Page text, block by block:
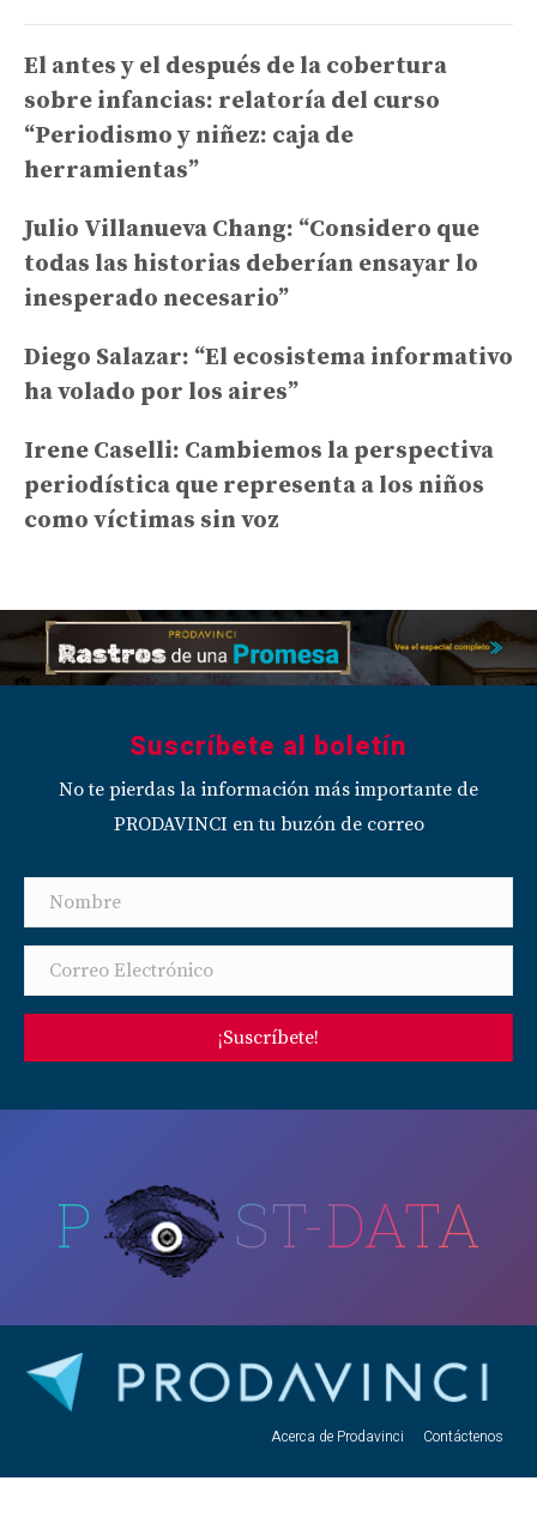
El antes y el después de la cobertura
sobre infancias: relatoría del curso
“Periodismo y niñez: caja de
herramientas”
Julio Villanueva Chang: “Considero que
todas las historias deberían ensayar lo
inesperado necesario”
Diego Salazar: “El ecosistema informativo
ha volado por los aires”
Irene Caselli: Cambiemos la perspectiva
periodística que representa a los niños
como víctimas sin voz
Suscríbete al boletín
No te pierdas la información más importante de
PRODAVINCI en tu buzón de correo
¡Suscríbete!
P ST-DATA
Acerca de Prodavinci Contáctenos